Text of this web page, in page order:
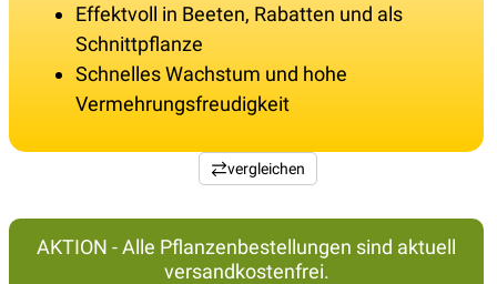
Effektvoll in Beeten, Rabatten und als
Schnittpflanze
Schnelles Wachstum und hohe
Vermehrungsfreudigkeit
vergleichen
AKTION - Alle Pflanzenbestellungen sind aktuell
versandkostenfrei.